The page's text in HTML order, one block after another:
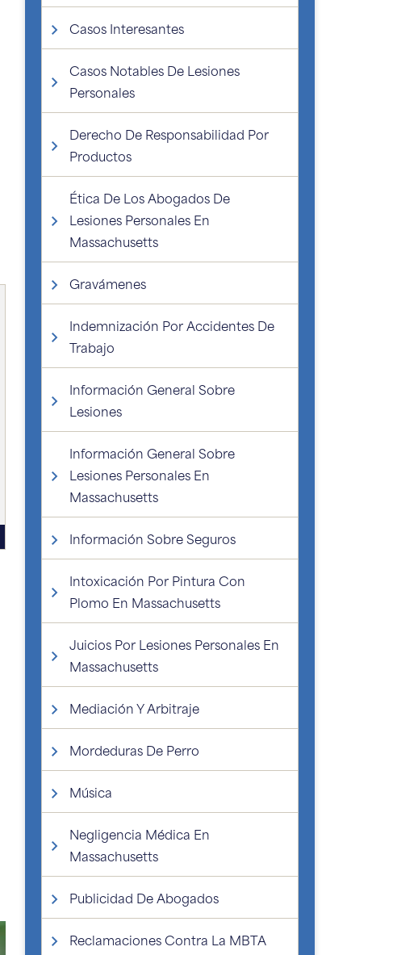
Casos Interesantes
Casos Notables De Lesiones
Personales
Derecho De Responsabilidad Por
Productos
Ética De Los Abogados De
Lesiones Personales En
Massachusetts
Gravámenes
Indemnización Por Accidentes De
Trabajo
Información General Sobre
Lesiones
Información General Sobre
Lesiones Personales En
Massachusetts
Información Sobre Seguros
Intoxicación Por Pintura Con
Plomo En Massachusetts
Juicios Por Lesiones Personales En
Massachusetts
Mediación Y Arbitraje
Mordeduras De Perro
Música
Negligencia Médica En
Massachusetts
Publicidad De Abogados
Reclamaciones Contra La MBTA